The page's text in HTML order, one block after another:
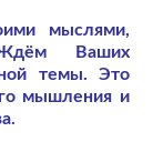
мыслями,
Ваших
темы. Это
мышления и